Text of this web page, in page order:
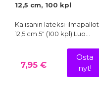
12,5 cm, 100 kpl
Kalisanin lateksi-ilmapallot
12,5 cm 5" (100 kpl).Luo…
7,95 €
Osta
nyt!